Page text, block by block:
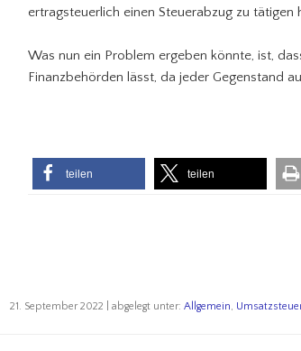
ertragsteuerlich einen Steuerabzug zu tätigen
Was nun ein Problem ergeben könnte, ist,
Finanzbehörden lässt, da jeder Gegenstand
teilen teilen
21. September 2022 | abgelegt unter:Allgemein,